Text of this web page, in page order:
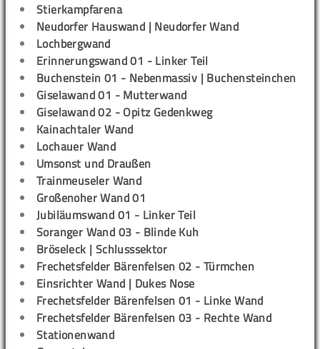
Stierkampfarena
Neudorfer Hauswand | Neudorfer Wand
Lochbergwand
Erinnerungswand 01 - Linker Teil
Buchenstein 01 - Nebenmassiv | Buchensteinchen
Giselawand 01 - Mutterwand
Giselawand 02 - Opitz Gedenkweg
Kainachtaler Wand
Lochauer Wand
Umsonst und Draußen
Trainmeuseler Wand
Großenoher Wand 01
Jubiläumswand 01 - Linker Teil
Soranger Wand 03 - Blinde Kuh
Bröseleck | Schlusssektor
Frechetsfelder Bärenfelsen 02 - Türmchen
Einsrichter Wand | Dukes Nose
Frechetsfelder Bärenfelsen 01 - Linke Wand
Frechetsfelder Bärenfelsen 03 - Rechte Wand
Stationenwand